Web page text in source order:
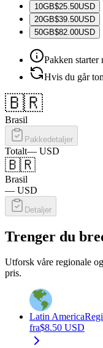
10GB$25.50USD
20GB$39.50USD
50GB$82.00USD
Pakken starter
Hvis du går
🇧🇷
Brasil
Pakkedetaljer
Totalt— USD
🇧🇷
Brasil
— USD
Detaljer
Trenger du
Utforsk våre regionale
pris.
Latin America
fra$8.50 USD